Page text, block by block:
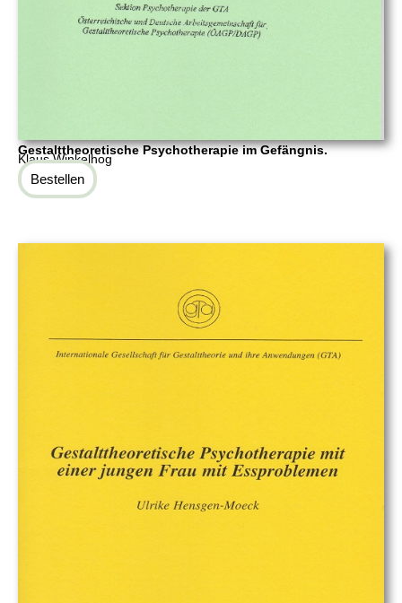
Gestalttheoretische Psychotherapie im Gefängnis.
Klaus Winkelhog
Bestellen